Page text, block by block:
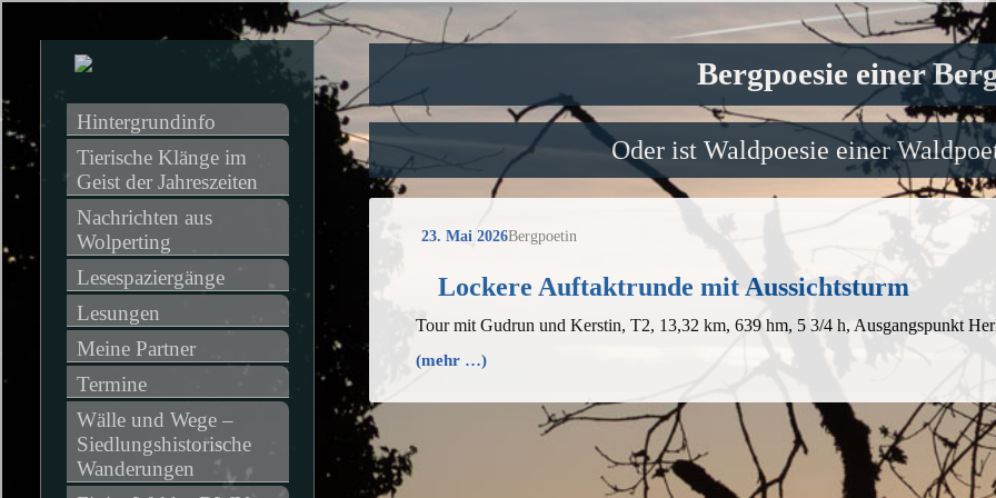
Bergpoesie einer
Oder ist Waldpoesie einer
23. Mai 2026Bergpoetin
Lockere Auftaktrunde mit Aussichtsturm
Tour mit Gudrun und Kerstin, T2, 13,32 km, 639 hm, 5 3/4 h, Ausgangspunkt
(mehr …)
Hintergrundinfo
Tierische Klänge im
Geist der Jahreszeiten
Nachrichten aus
Wolperting
Lesespaziergänge
Lesungen
Meine Partner
Termine
Wälle und Wege –
Siedlungshistorische
Wanderungen